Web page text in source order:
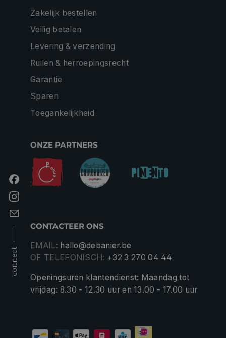
connect
Zakelijk bestellen
Veilig betalen
Levering & verzending
Ruilen & herroepingsrecht
Garantie
Sparen
Toegankelijkheid
ONZE PARTNERS
CONTACTEER ONS
EMAIL: hallo@debanier.be
OF TELEFONISCH: +32 3 270 04 44
Openingsuren klantendienst: Maandag tot
vrijdag: 8.30 - 12.30 uur en 13.00 - 17.00 uur